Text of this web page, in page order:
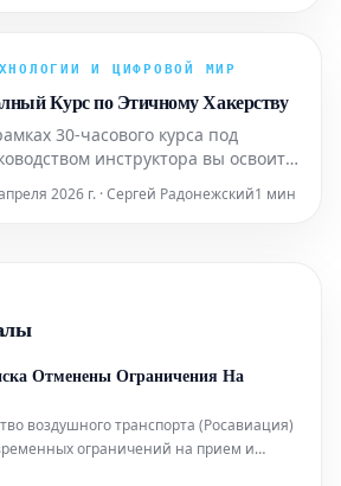
другое. Этот комплект
И ЦИФРОВОЙ МИР
Курс по Этичному Хакерству
30-часового курса под
инструктора вы освоите
и научитесь эффективно им
лабораторию
2026 г. · Сергей Радонежский1 мин
Отменены Ограничения На
воздушного транспорта (Росавиация)
ограничений на прием и
судов в аэропорту Саранска.